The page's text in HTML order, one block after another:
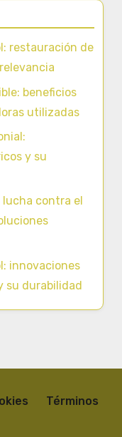
restauración de
beneficios
utilizadas
y su
contra el
innovaciones
su durabilidad
Términos